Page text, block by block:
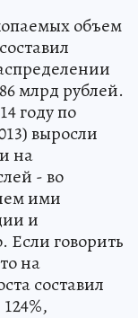
объем
млрд рублей.
году по
выросли
на
- во
ими
и
говорить
на
составил